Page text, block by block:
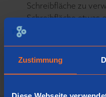
Zustimmung
Schreibfläche zu
Schreibfläche etwas